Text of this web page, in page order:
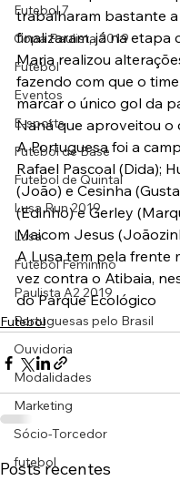
Futebol 7
Copa Paulista 2019
Futebol
Eventos
E-sports
Futebol de Base
Futebol de Quintal
Lusa Run 2019
Lusa
Futebol Feminino
Paulista A2 2019
Portuguesas pelo Brasil
Ouvidoria
Modalidades
Marketing
Sócio-Torcedor
futebol
trabalharam bastante
finalizaram, já na etapa
Maria realizou
fazendo com que o
marcar o único gol da
Naná que aproveitou o
A Portuguesa foi a
Rafael Pascoal (Dida);
(João) e Cesinha
(Edinho) e Gerley
Maicom Jesus
A Lusa tem pela frente
vez contra o Atibaia,
do Parque Ecológico
Futebol
Posts recentes